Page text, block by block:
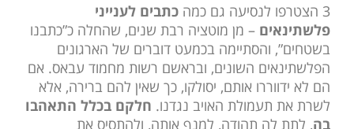
3 הצטרפו לנסיעה גם כמה
כתבים לענייני
פלשתינאים – מן מוטציה רבת שנים, שהחלה כ”כתבנו
בשטחים”, והסתיימה בכמעט דוברים של הארגונים
הפלשתינאים השונים, ובראשם רשות מחמוד עבאס. אם
הם לא ידווררו אותם, יסולקו, כך שאין להם ברירה, אלא
לשרת את תעמולת האויב נגדנו. חלקם בכלל התאהבו
בה, לתת לה תהודה, למנף אותה, ולהתסיס את